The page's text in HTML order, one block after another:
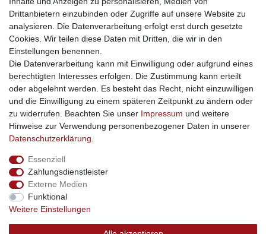
gastrogeraete24- alles für Gastronomie und Imbiss
soziale Medien
Facebook
sicher einkaufen
Sichere Bestellung und Zahlung via SSL Verschlüsselung
Drittanbietern einzubinden oder Zugriffe auf unsere Website zu
analysieren. Die Datenverarbeitung erfolgt erst durch gesetzte
Cookies. Wir teilen diese Daten mit Dritten, die wir in den
Einstellungen benennen.
Die Datenverarbeitung kann mit Einwilligung oder aufgrund eines
berechtigten Interesses erfolgen. Die Zustimmung kann erteilt
oder abgelehnt werden. Es besteht das Recht, nicht einzuwilligen
und die Einwilligung zu einem späteren Zeitpunkt zu ändern oder
zu widerrufen. Beachten Sie unser Impressum und weitere
Hinweise zur Verwendung personenbezogener Daten in unserer
Daten­schutz­erklärung
Essenziell
Zahlungsdienstleister
Externe Medien
Funktional
Weitere Einstellungen
Widerrufs­recht Widerrufs­formular
Daten­schutz­erklärung